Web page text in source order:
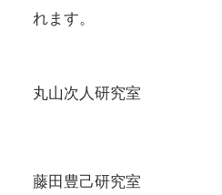
れます。
丸山次人研究室
藤田豊己研究室